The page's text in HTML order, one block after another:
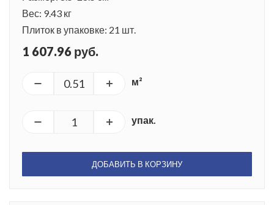
Вес: 9.43 кг
Плиток в упаковке: 21 шт.
1 607.96 руб.
м²
упак.
ДОБАВИТЬ В КОРЗИНУ